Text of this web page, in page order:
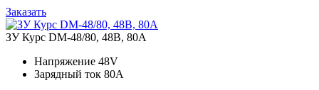
Заказать
ЗУ Курс DM-48/80, 48В, 80А
Напряжение 48V
Зарядный ток 80A